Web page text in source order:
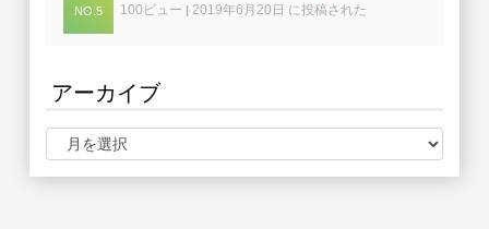
100ビュー | 2019年6月20日 に投稿された
アーカイブ